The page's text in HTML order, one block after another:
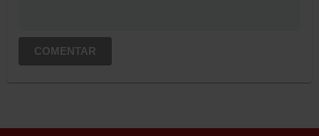
COMENTAR